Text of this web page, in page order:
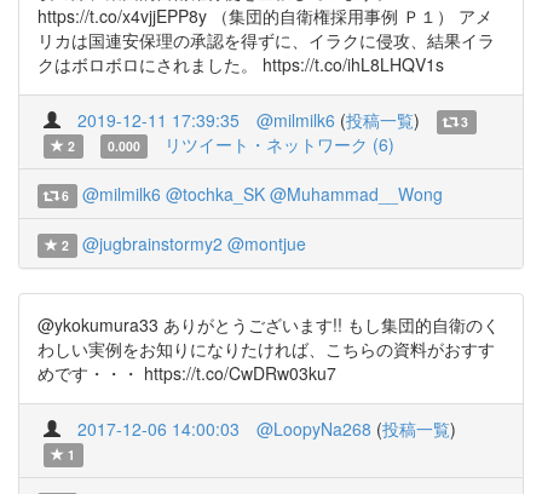
https://t.co/x4vjjEPP8y （集団的自衛権採用事例 Ｐ１） アメ
リカは国連安保理の承認を得ずに、イラクに侵攻、結果イラ
クはボロボロにされました。 https://t.co/ihL8LHQV1s
2019-12-11 17:39:35 @milmilk6 (投稿一覧)
3
2
0.000 リツイート・ネットワーク (6)
6 @milmilk6 @tochka_SK @Muhammad__Wong
2 @jugbrainstormy2 @montjue
@ykokumura33 ありがとうございます!! もし集団的自衛のく
わしい実例をお知りになりたければ、こちらの資料がおすす
めです・・・ https://t.co/CwDRw03ku7
2017-12-06 14:00:03 @LoopyNa268 (投稿一覧)
1